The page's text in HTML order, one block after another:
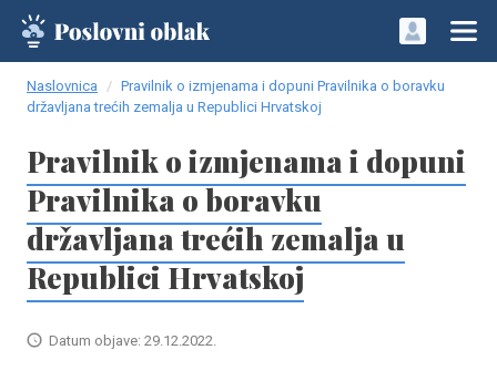
Naslovnica
Pravilnik o izmjenama i dopuni Pravilnika o boravku
državljana trećih zemalja u Republici Hrvatskoj
Pravilnik o izmjenama i dopuni
Pravilnika o boravku
državljana trećih zemalja u
Republici Hrvatskoj
Datum objave: 29.12.2022.